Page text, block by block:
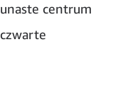
centrum